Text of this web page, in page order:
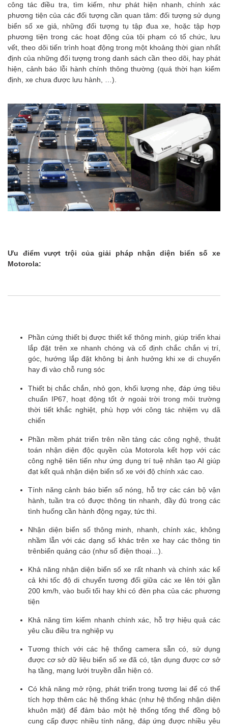
công tác điều tra, tìm kiếm, như phát hiện nhanh, chính xác
phương tiện của các đối tượng cần quan tâm: đối tượng sử dụng
biển số xe giả, những đối tượng tụ tập đua xe, hoặc tập hợp
phương tiện trong các hoạt động của tội phạm có tổ chức, lưu
vết, theo dõi tiến trình hoạt động trong một khoảng thời gian nhất
định của những đối tượng trong danh sách cần theo dõi, hay phát
hiện, cảnh báo lỗi hành chính thông thường (quá thời hạn kiểm
định, xe chưa được lưu hành, …).
Ưu điểm vượt trội của giải pháp nhận diện biển số xe
Motorola:
Phần cứng thiết bị được thiết kế thông minh, giúp triển khai
lắp đặt trên xe nhanh chóng và cố định chắc chắn vị trí,
góc, hướng lắp đặt không bị ảnh hưởng khi xe di chuyển
hay đi vào chỗ rung sóc
Thiết bị chắc chắn, nhỏ gọn, khối lượng nhẹ, đáp ứng tiêu
chuẩn IP67, hoạt động tốt ở ngoài trời trong môi trường
thời tiết khắc nghiệt, phù hợp với công tác nhiệm vụ dã
chiến
Phần mềm phát triển trên nền tảng các công nghệ, thuật
toán nhận diện độc quyền của Motorola kết hợp với các
công nghệ tiên tiến như ứng dụng trí tuệ nhân tạo AI giúp
đạt kết quả nhận diện biển số xe với độ chính xác cao.
Tính năng cảnh báo biển số nóng, hỗ trợ các cán bộ vận
hành, tuần tra có được thông tin nhanh, đầy đủ trong các
tình huống cần hành động ngay, tức thì.
Nhận diện biển số thông minh, nhanh, chính xác, không
nhầm lẫn với các dạng số khác trên xe hay các thông tin
trênbiển quảng cáo (như số điện thoại…).
Khả năng nhận diện biển số xe rất nhanh và chính xác kể
cả khi tốc độ di chuyển tương đối giữa các xe lên tới gần
200 km/h, vào buổi tối hay khi có đèn pha của các phương
tiện
Khả năng tìm kiếm nhanh chính xác, hỗ trợ hiệu quả các
yêu cầu điều tra nghiệp vụ
Tương thích với các hệ thống camera sẵn có, sử dụng
được cơ sở dữ liệu biển số xe đã có, tận dụng được cơ sở
hạ tầng, mạng lưới truyền dẫn hiện có.
Có khả năng mở rộng, phát triển trong tương lai để có thể
tích hợp thêm các hệ thống khác (như hệ thống nhận diện
khuôn mặt) để đảm bảo một hệ thống tổng thể đồng bộ
cung cấp được nhiều tính năng, đáp ứng được nhiều yêu